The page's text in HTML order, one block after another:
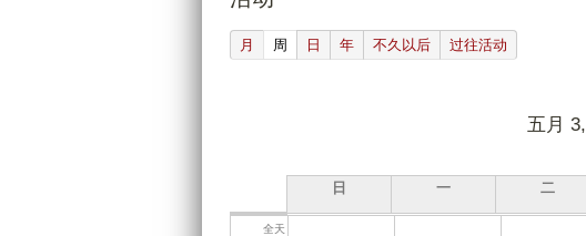
月 周 (active tab)
日 年 不久以后 过往活动
五月
日 一 二
全天